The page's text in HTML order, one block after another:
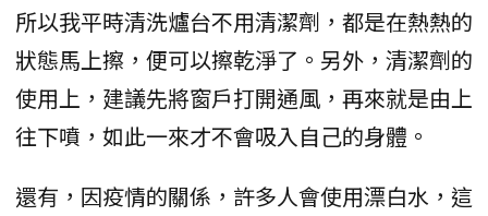
所以我平時清洗爐台不用清潔劑，都是在熱熱的
狀態馬上擦，便可以擦乾淨了。另外，清潔劑的
使用上，建議先將窗戶打開通風，再來就是由上
往下噴，如此一來才不會吸入自己的身體。
還有，因疫情的關係，許多人會使用漂白水，這